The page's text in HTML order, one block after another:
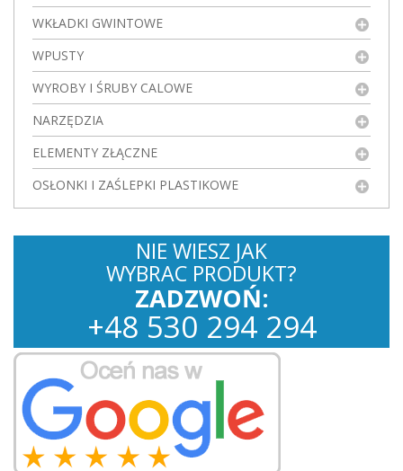
WKŁADKI GWINTOWE
WPUSTY
WYROBY I ŚRUBY CALOWE
NARZĘDZIA
ELEMENTY ZŁĄCZNE
OSŁONKI I ZAŚLEPKI PLASTIKOWE
NIE WIESZ JAK
WYBRAC PRODUKT?
ZADZWOŃ:
+48 530 294 294